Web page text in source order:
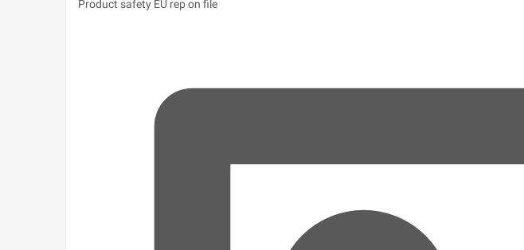
Product safety EU rep on file